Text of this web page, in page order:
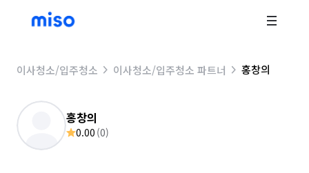
이사청소/입주청소 이사청소/입주청소 파트너 홍창의
홍창의
0.00 (0)